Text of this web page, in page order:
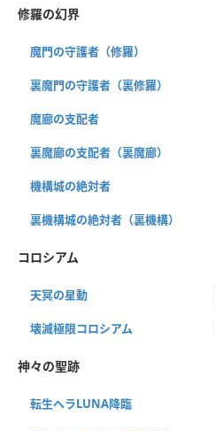
修羅の幻界
魔門の守護者（修羅）
裏魔門の守護者（裏修羅）
魔廊の支配者
裏魔廊の支配者（裏魔廊）
機構城の絶対者
裏機構城の絶対者（裏機構）
コロシアム
天冥の星動
壊滅極限コロシアム
神々の聖跡
転生ヘラLUNA降臨